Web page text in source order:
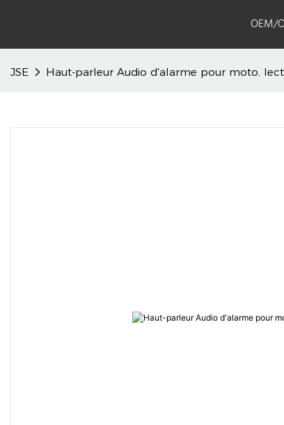
OEM/
JSE Haut-parleur Audio d'alarme pour moto,